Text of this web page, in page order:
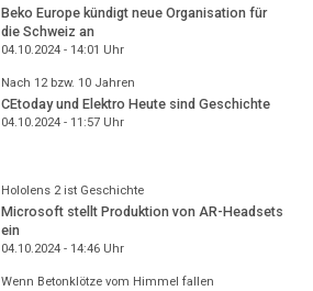
Beko Europe kündigt neue Organisation für
die Schweiz an
04.10.2024 - 14:01 Uhr
Nach 12 bzw. 10 Jahren
CEtoday und Elektro Heute sind Geschichte
04.10.2024 - 11:57Uhr
Hololens 2 ist Geschichte
Microsoft stellt Produktion von AR-Headsets
ein
04.10.2024 - 14:46Uhr
Wenn Betonklötze vom Himmel fallen